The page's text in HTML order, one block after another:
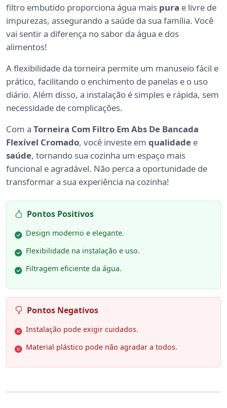
filtro embutido proporciona água mais pura e livre de
impurezas, assegurando a saúde da sua família. Você
vai sentir a diferença no sabor da água e dos
alimentos!
A flexibilidade da torneira permite um manuseio fácil e
prático, facilitando o enchimento de panelas e o uso
diário. Além disso, a instalação é simples e rápida, sem
necessidade de complicações.
Com a Torneira Com Filtro Em Abs De Bancada
Flexível Cromado, você investe em qualidade e
saúde, tornando sua cozinha um espaço mais
funcional e agradável. Não perca a oportunidade de
transformar a sua experiência na cozinha!
Pontos Positivos
Design moderno e elegante.
Flexibilidade na instalação e uso.
Filtragem eficiente da água.
Pontos Negativos
Instalação pode exigir cuidados.
Material plástico pode não agradar a todos.